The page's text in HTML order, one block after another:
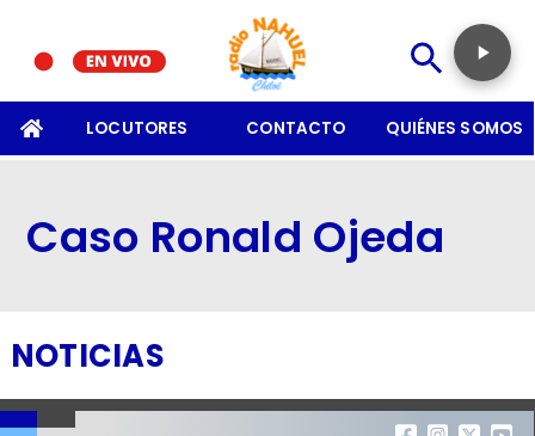
LOCUTORES CONTACTO QUIÉNES SOMOS
Caso Ronald Ojeda
NOTICIAS